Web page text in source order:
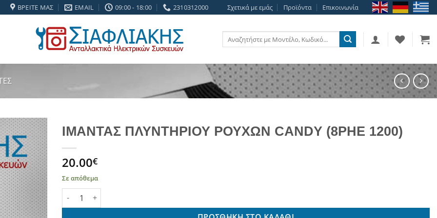
ΒΡΕΊΤΕ ΜΑΣ EMAIL 09:00 - 18:00 2310312000 Σχετικά με εμάς Προϊόντα Επικοινωνία
Αναζήτηση
για:
Add to
wishlist
ΙΜΑΝΤΑΣ ΠΛΥΝΤΗΡΙΟΥ ΡΟΥΧΩΝ CANDY (8PHE 1200)
20.00€
Σε απόθεμα
ΙΜΑΝΤΑΣ ΠΛΥΝΤΗΡΙΟΥ ΡΟΥΧΩΝ CANDY (8PHE 1200) ποσότητα